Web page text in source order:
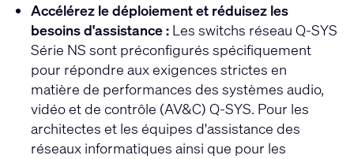
Accélérez le déploiement et réduisez les
besoins d'assistance : Les switchs réseau Q-SYS
Série NS sont préconfigurés spécifiquement
pour répondre aux exigences strictes en
matière de performances des systèmes audio,
vidéo et de contrôle (AV&C) Q-SYS. Pour les
architectes et les équipes d'assistance des
réseaux informatiques ainsi que pour les